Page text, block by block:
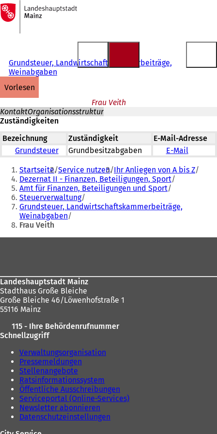
Inhalt anspringen
Zur
Startseite
Grundsteuer, Landwirtschaftskammerbeiträge,
Weinabgaben
vorlesen
Frau Veith
KontaktOrganisationsstruktur
Zuständigkeiten
Bezeichnung
Zuständigkeit
E-Mail-Adresse
Grundsteuer
Grundbesitzabgaben E-Mail
Sie
befinden
sich
hier:
Startseite Service nutzen Ihr Anliegen von A bis Z
Dezernat II - Finanzen, Beteiligungen, Sport
Amt für Finanzen, Beteiligungen und Sport
Steuerverwaltung
Grundsteuer, Landwirtschaftskammerbeiträge,
Weinabgaben
Frau Veith
Landeshauptstadt Mainz
Stadthaus Große Bleiche
Große Bleiche 46/Löwenhofstraße 1
55116 Mainz
115 - Ihre Behördenrufnummer
Schnellzugriff
Verwaltungsorganisation
Pressemeldungen
Stellenangebote
Ratsinformationssystem
Öffentliche Ausschreibungen
Serviceportal (Online-Services)
Newsletter abonnieren
Datenschutzeinstellungen